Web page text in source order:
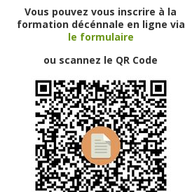
Vous pouvez vous inscrire à la
formation décénnale en ligne via
le formulaire
ou scannez le QR Code